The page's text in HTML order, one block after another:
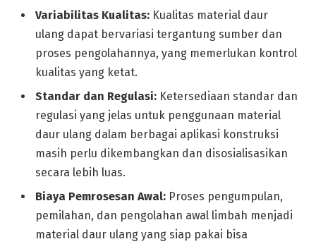
Variabilitas Kualitas: Kualitas material daur
ulang dapat bervariasi tergantung sumber dan
proses pengolahannya, yang memerlukan kontrol
kualitas yang ketat.
Standar dan Regulasi: Ketersediaan standar dan
regulasi yang jelas untuk penggunaan material
daur ulang dalam berbagai aplikasi konstruksi
masih perlu dikembangkan dan disosialisasikan
secara lebih luas.
Biaya Pemrosesan Awal: Proses pengumpulan,
pemilahan, dan pengolahan awal limbah menjadi
material daur ulang yang siap pakai bisa